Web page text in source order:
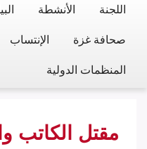
اللجنة الأنشطة
صحافة غزة الإنتساب
المنظمات الدولية
مقتل الكاتب